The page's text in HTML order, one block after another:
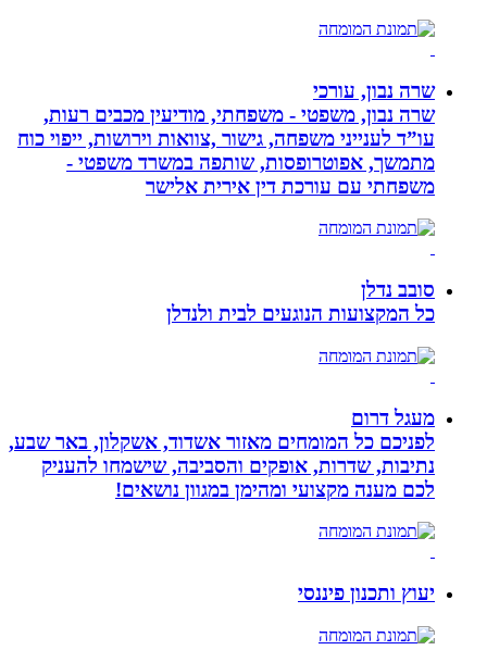
שרה נבון, עורכי
שרה נבון, משפטי - משפחתי, מודיעין מכבים רעות,
עו”ד לענייני משפחה, גישור ,צוואות וירושות, ייפוי כוח
מתמשך, אפוטרופסות, שותפה במשרד משפטי -
משפחתי עם עורכת דין אירית אלישר
סובב נדלן
כל המקצועות הנוגעים לבית ולנדלן
מעגל דרום
לפניכם כל המומחים מאזור אשדוד, אשקלון, באר שבע,
נתיבות, שדרות, אופקים והסביבה, שישמחו להעניק
לכם מענה מקצועי ומהימן במגוון נושאים!
יעוץ ותכנון פיננסי